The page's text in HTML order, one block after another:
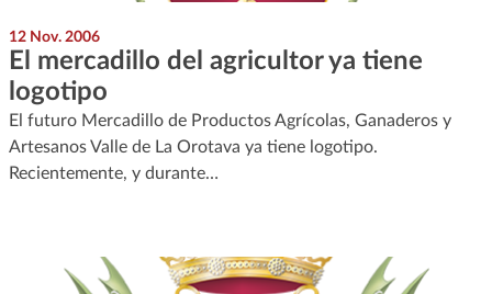
12 Nov. 2006
El mercadillo del agricultor ya tiene
logotipo
El futuro Mercadillo de Productos Agrícolas, Ganaderos y
Artesanos Valle de La Orotava ya tiene logotipo.
Recientemente, y durante…